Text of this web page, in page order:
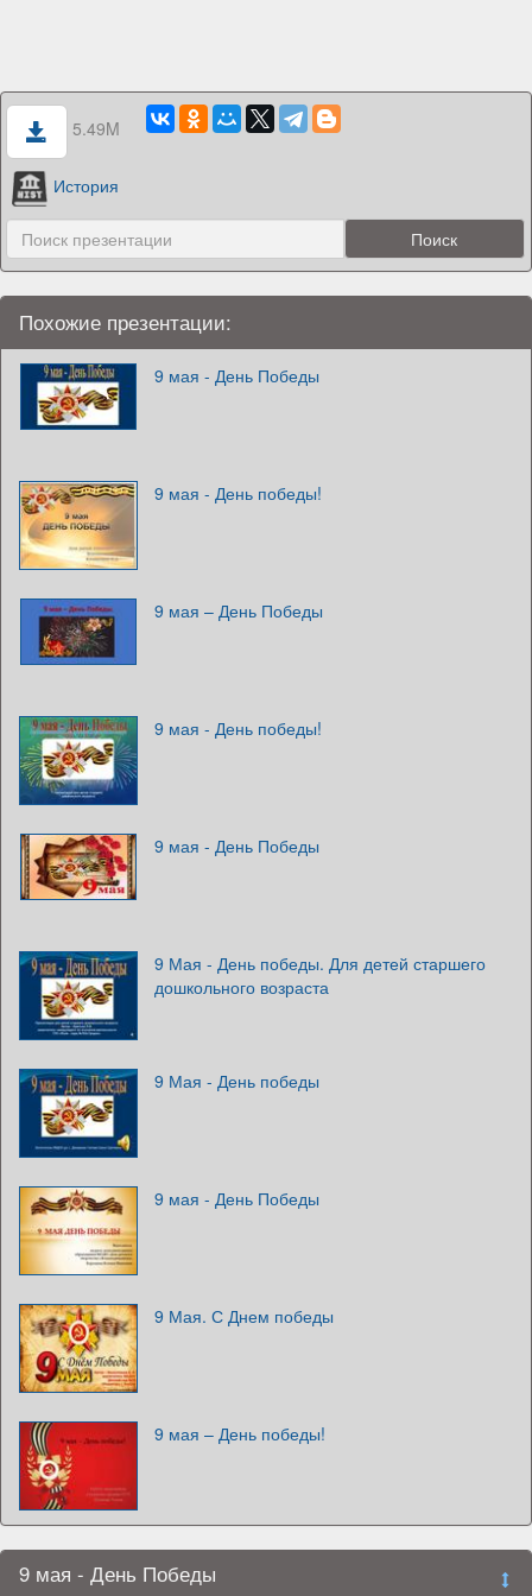
5.49M
История
Похожие презентации:
9 мая - День Победы
9 мая - День победы!
9 мая – День Победы
9 мая - День победы!
9 мая - День Победы
9 Мая - День победы. Для детей старшего
дошкольного возраста
9 Мая - День победы
9 мая - День Победы
9 Мая. С Днем победы
9 мая – День победы!
9 мая - День Победы